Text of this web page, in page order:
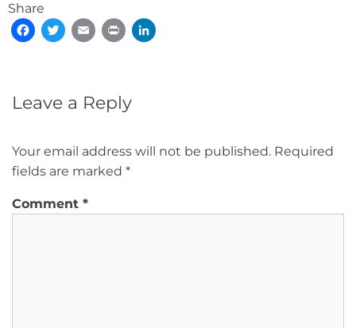
Share
Facebook
TwitterEmail Print
Leave a Reply
Your email address will not be published. Required
fields are marked *
Comment *